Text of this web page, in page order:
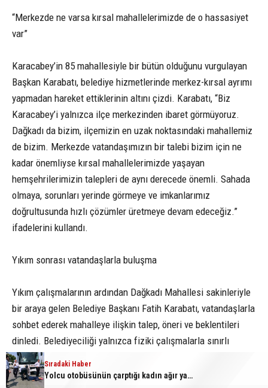
“Merkezde ne varsa kırsal mahallelerimizde de o hassasiyet
var”
Karacabey’in 85 mahallesiyle bir bütün olduğunu vurgulayan
Başkan Karabatı, belediye hizmetlerinde merkez-kırsal ayrımı
yapmadan hareket ettiklerinin altını çizdi. Karabatı, “Biz
Karacabey’i yalnızca ilçe merkezinden ibaret görmüyoruz.
Dağkadı da bizim, ilçemizin en uzak noktasındaki mahallemiz
de bizim. Merkezde vatandaşımızın bir talebi bizim için ne
kadar önemliyse kırsal mahallelerimizde yaşayan
hemşehrilerimizin talepleri de aynı derecede önemli. Sahada
olmaya, sorunları yerinde görmeye ve imkanlarımız
doğrultusunda hızlı çözümler üretmeye devam edeceğiz.”
ifadelerini kullandı.
Yıkım sonrası vatandaşlarla buluşma
Yıkım çalışmalarının ardından Dağkadı Mahallesi sakinleriyle
bir araya gelen Belediye Başkanı Fatih Karabatı, vatandaşlarla
sohbet ederek mahalleye ilişkin talep, öneri ve beklentileri
dinledi. Belediyeciliği yalnızca fiziki çalışmalarla sınırlı
görmediklerini belirten Karabatı, vatandaşla kurulan doğrudan
iletişimin önemine dikkat çekerek şöyle devam etti:
Sıradaki Haber
Yolcu otobüsünün çarptığı kadın ağır yaralandı